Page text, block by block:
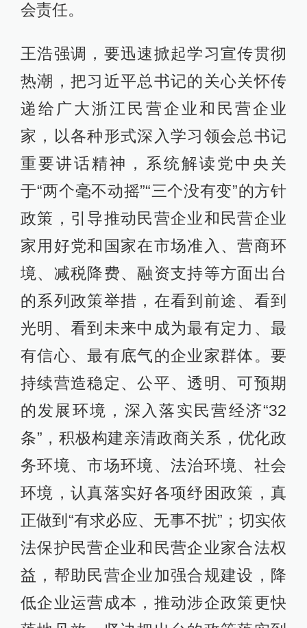
会责任。
王浩强调，要迅速掀起学习宣传贯彻
热潮，把习近平总书记的关心关怀传
递给广大浙江民营企业和民营企业
家，以各种形式深入学习领会总书记
重要讲话精神，系统解读党中央关
于“两个毫不动摇”“三个没有变”的方针
政策，引导推动民营企业和民营企业
家用好党和国家在市场准入、营商环
境、减税降费、融资支持等方面出台
的系列政策举措，在看到前途、看到
光明、看到未来中成为最有定力、最
有信心、最有底气的企业家群体。要
持续营造稳定、公平、透明、可预期
的发展环境，深入落实民营经济“32
条”，积极构建亲清政商关系，优化政
务环境、市场环境、法治环境、社会
环境，认真落实好各项纾困政策，真
正做到“有求必应、无事不扰”；切实依
法保护民营企业和民营企业家合法权
益，帮助民营企业加强合规建设，降
低企业运营成本，推动涉企政策更快